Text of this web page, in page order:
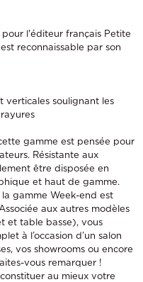
l'éditeur français Petite
reconnaissable par son
verticales soulignant les
gamme est pensée pour
Résistante aux
être disposée en
et haut de gamme.
gamme Week-end est
aux autres modèles
et table basse), vous
à l’occasion d’un salon
vos showrooms ou encore
vous remarquer !
au mieux votre